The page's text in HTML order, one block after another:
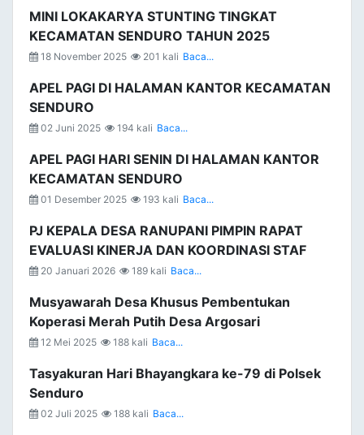
MINI LOKAKARYA STUNTING TINGKAT
KECAMATAN SENDURO TAHUN 2025
18 November 2025 201 kali Baca...
APEL PAGI DI HALAMAN KANTOR KECAMATAN
SENDURO
02 Juni 2025 194 kali Baca...
APEL PAGI HARI SENIN DI HALAMAN KANTOR
KECAMATAN SENDURO
01 Desember 2025 193 kali Baca...
PJ KEPALA DESA RANUPANI PIMPIN RAPAT
EVALUASI KINERJA DAN KOORDINASI STAF
20 Januari 2026 189 kali Baca...
Musyawarah Desa Khusus Pembentukan
Koperasi Merah Putih Desa Argosari
12 Mei 2025 188 kali Baca...
Tasyakuran Hari Bhayangkara ke-79 di Polsek
Senduro
02 Juli 2025 188 kali Baca...